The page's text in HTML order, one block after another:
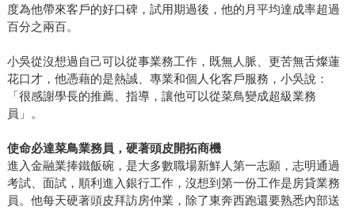
度為他帶來客戶的好口碑，試用期過後，他的月平均達成率超過
百分之兩百。
小吳從沒想過自己可以從事業務工作，既無人脈、更苦無舌燦蓮
花口才，他憑藉的是熱誠、專業和個人化客戶服務，小吳說：
「很感謝學長的推薦、指導，讓他可以從菜鳥變成超級業務
員」。
使命必達菜鳥業務員，硬著頭皮開拓商機
進入金融業捧鐵飯碗，是大多數職場新鮮人第一志願，志明通過
考試、面試，順利進入銀行工作，沒想到第一份工作是房貸業務
員。他每天硬著頭皮拜訪房仲業，除了東奔西跑還要熟悉內部送